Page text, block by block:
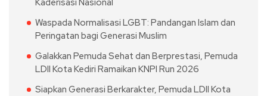
Kaderisasi Nasional
Waspada Normalisasi LGBT: Pandangan Islam dan
Peringatan bagi Generasi Muslim
Galakkan Pemuda Sehat dan Berprestasi, Pemuda
LDII Kota Kediri Ramaikan KNPI Run 2026
Siapkan Generasi Berkarakter, Pemuda LDII Kota